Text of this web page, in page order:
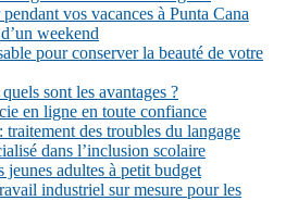
vos vacances à Punta Cana
weekend
pour conserver la beauté de votre
sont les avantages ?
en ligne en toute confiance
des troubles du langage
dans l’inclusion scolaire
adultes à petit budget
industriel sur mesure pour les